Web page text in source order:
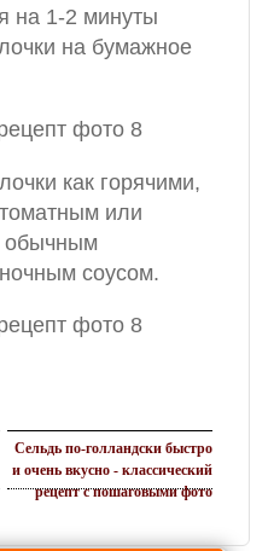
на 1-2 минуты
на бумажное
как горячими,
или
обычным
соусом.
Сельдь по-голландски быстро
и очень вкусно - классический
рецепт с пошаговыми фото